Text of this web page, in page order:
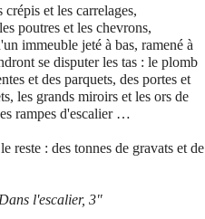
et les carrelages,
poutres et les chevrons,
immeuble jeté à bas, ramené à
se disputer les tas : le plomb
et des parquets, des portes et
les grands miroirs et les ors de
rampes d'escalier …
reste : des tonnes de gravats et de
l'escalier, 3"